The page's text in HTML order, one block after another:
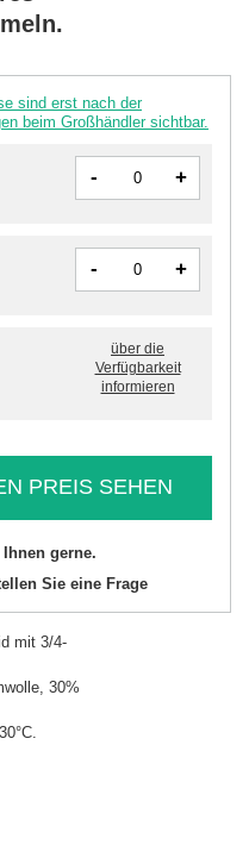
sind erst nach der
beim Großhändler sichtbar.
- +
- +
über die
Verfügbarkeit
informieren
PREIS SEHEN
gerne.
Sie eine Frage
mit 3/4-
30%